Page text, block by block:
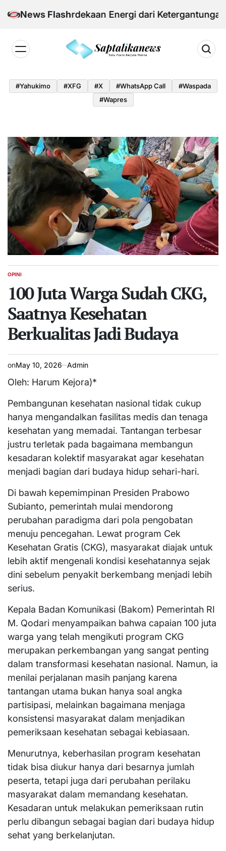
News Flash
Kemerdekaan Energi dari Ketergantungan Impor
#yahukimo #XFG #x #WhatsApp Call
#waspada
#Wapres
POSTED
OPINI
100 Juta Warga Sudah CKG,
Saatnya Kesehatan
Berkualitas Jadi Budaya
onMay 10, 2026 Admin
Oleh: Harum Kejora)*
Pembangunan kesehatan nasional tidak cukup
hanya mengandalkan fasilitas medis dan tenaga
kesehatan yang memadai. Tantangan terbesar
justru terletak pada bagaimana membangun
kesadaran kolektif masyarakat agar kesehatan
menjadi bagian dari budaya hidup sehari-hari.
Di bawah kepemimpinan Presiden Prabowo
Subianto, pemerintah mulai mendorong
perubahan paradigma dari pola pengobatan
menuju pencegahan. Lewat program Cek
Kesehatan Gratis (CKG), masyarakat diajak untuk
lebih aktif mengenali kondisi kesehatannya sejak
dini sebelum penyakit berkembang menjadi lebih
serius.
Kepala Badan Komunikasi (Bakom) Pemerintah RI
M. Qodari menyampaikan bahwa capaian 100 juta
warga yang telah mengikuti program CKG
merupakan perkembangan yang sangat penting
dalam transformasi kesehatan nasional. Namun, ia
menilai perjalanan masih panjang karena
tantangan utama bukan hanya soal angka
partisipasi, melainkan bagaimana menjaga
konsistensi masyarakat dalam menjadikan
pemeriksaan kesehatan sebagai kebiasaan.
Menurutnya, keberhasilan program kesehatan
tidak bisa diukur hanya dari besarnya jumlah
peserta, tetapi juga dari perubahan perilaku
masyarakat dalam memandang kesehatan.
Kesadaran untuk melakukan pemeriksaan rutin
perlu dibangun sebagai bagian dari budaya hidup
sehat yang berkelanjutan.